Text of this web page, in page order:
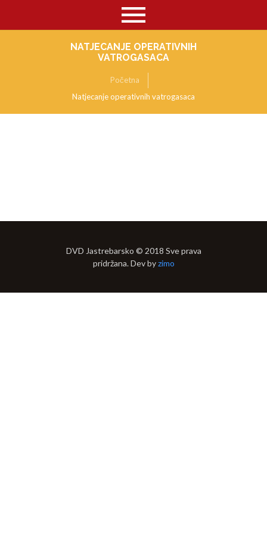
NATJECANJE OPERATIVNIH
VATROGASACA
Početna
Natjecanje operativnih vatrogasaca
DVD Jastrebarsko © 2018 Sve prava
pridržana. Dev byzimo